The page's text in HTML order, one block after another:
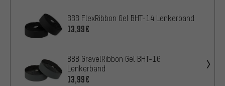
BBB FlexRibbon Gel BHT-14 Lenkerband
13,99€
BBB GravelRibbon Gel BHT-16
Lenkerband
13,99€